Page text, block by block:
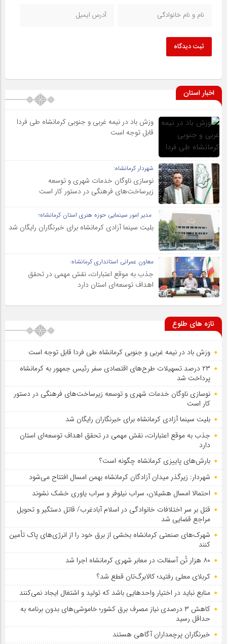
ثبت دیدگاه
اخبار استان
وزش باد در نیمه غربی و جنوبی کرمانشاه طی فردا
قابل توجه است
شهردار کرمانشاه:
نوسازی ناوگان خدمات شهری و توسعه
زیرساخت‌های فرهنگی در دستور کار است
مدیر امور سینمایی حوزه هنری استان کرمانشاه؛
بلیت سینما آزادی کرمانشاه برای خبرنگاران رایگان شد
معاون عمرانی استانداری کرمانشاه:
جذب به موقع اعتبارات، نقش مهمی در تحقق
اهداف توسعه‌ای استان دارد
تازه های طلوع
وزش باد در نیمه غربی و جنوبی کرمانشاه طی فردا قابل توجه است
۲۳ درصد تسهیلات طرح‌های اقتصادی سفر رئیس جمهور به کرمانشاه
پرداخت شد
نوسازی ناوگان خدمات شهری و توسعه زیرساخت‌های فرهنگی در دستور
کار است
بلیت سینما آزادی کرمانشاه برای خبرنگاران رایگان شد
جذب به موقع اعتبارات، نقش مهمی در تحقق اهداف توسعه‌ای استان
دارد
بارش‌های پاییزی کرمانشاه چگونه است؟
شهردار: زیرگذر میدان آزادگان کرمانشاه بهمن امسال افتتاح می‌شود
احتمالا امسال هشیلان، سراب نیلوفر و سراب یاوری خشک نشوند
قتل بر سر اختلافات خانوادگی در اسلام آبادغرب/ قاتل دستگیر و تحویل
مراجع قضایی شد
شهرک‌های صنعتی کرمانشاه بخشی از برق خود را از انرژی‌های پاک تأمین
کنند
۸۰ هزار تُن آسفالت در معابر شهری کرمانشاه اجرا شد
کربلای معلی رفتید؛ کالابرگ‌تان قطع شد؟
منابع نباید در اختیار واحدهایی باشد که تولید و اشتغال ایجاد نمی‌کنند
کاهش ۳ درصدی نیاز مصرف برق کشور؛ خاموشی‌های بدون برنامه به
حداقل رسید
خبرنگاران پرچمداران آگاهی هستند